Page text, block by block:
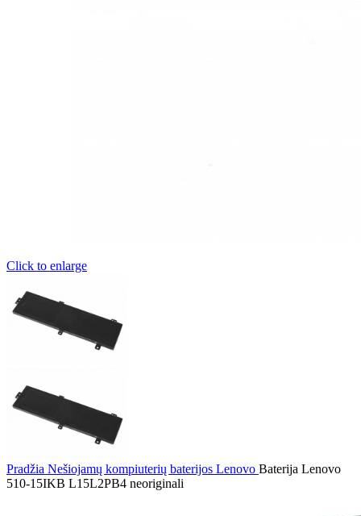
Click to enlarge
Pradžia Nešiojamų kompiuterių baterijos Lenovo Baterija Lenovo
510-15IKB L15L2PB4 neoriginali